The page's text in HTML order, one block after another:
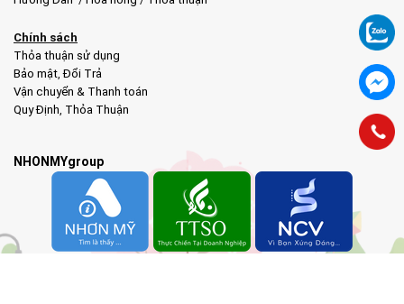
Chính sách
Thỏa thuận sử dụng
Bảo mật ,Đổi Trả
Vận chuyển & Thanh toán
Quy Định Thỏa Thuận
NHONMYgroup